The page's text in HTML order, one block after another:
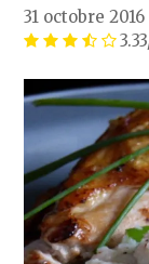
31 octobre 2016